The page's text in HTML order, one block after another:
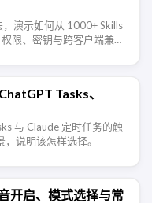
演示如何从 1000+ Skills
限、密钥与跨客户端兼容
Tasks、
与 Claude 定时任务的触
说明该怎样选择。
开启、模式选择与常